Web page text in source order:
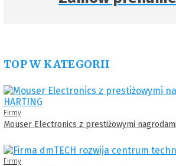
TOP W KATEGORII
Firmy
Mouser Electronics z prestiżowymi nagrodami
Firmy